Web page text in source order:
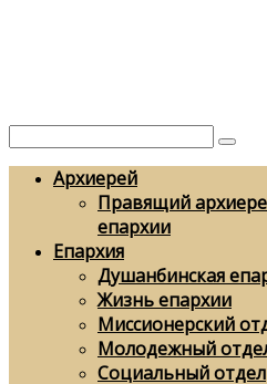
Архиерей
Правящий
епархии
Епархия
Душанбинская
Жизнь епархии
Миссионерский
Молодежный
Социальный отдел